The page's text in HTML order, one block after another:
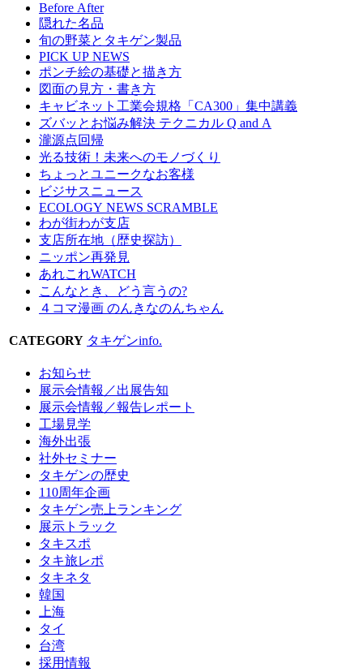
Before After
隠れた名品
旬の野菜とタキゲン製品
PICK UP NEWS
ポンチ絵の基礎と描き方
図面の見方・書き方
キャビネット工業会規格「CA300」集中講義
ズバッとお悩み解決 テクニカル Q and A
瀧源点回帰
光る技術！未来へのモノづくり
ちょっとユニークなお客様
ビジサスニュース
ECOLOGY NEWS SCRAMBLE
わが街わが支店
支店所在地（歴史探訪）
ニッポン再発見
あれこれWATCH
こんなとき、どう言うの?
４コマ漫画 のんきなのんちゃん
CATEGORY タキゲンinfo.
お知らせ
展示会情報／出展告知
展示会情報／報告レポート
工場見学
海外出張
社外セミナー
タキゲンの歴史
110周年企画
タキゲン売上ランキング
展示トラック
タキスポ
タキ旅レポ
タキネタ
韓国
上海
タイ
台湾
採用情報